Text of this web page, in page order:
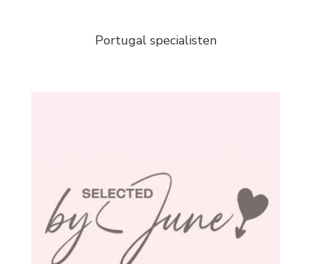
Portugal specialisten